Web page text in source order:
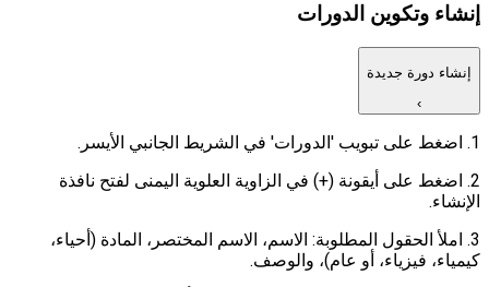
إنشاء وتكوين الدورات
إنشاء دورة جديدة
›
1. اضغط على تبويب 'الدورات' في الشريط الجانبي الأيسر.
2. اضغط على أيقونة (+) في الزاوية العلوية اليمنى لفتح نافذة
الإنشاء.
3. املأ الحقول المطلوبة: الاسم، الاسم المختصر، المادة (أحياء،
كيمياء، فيزياء، أو عام)، والوصف.